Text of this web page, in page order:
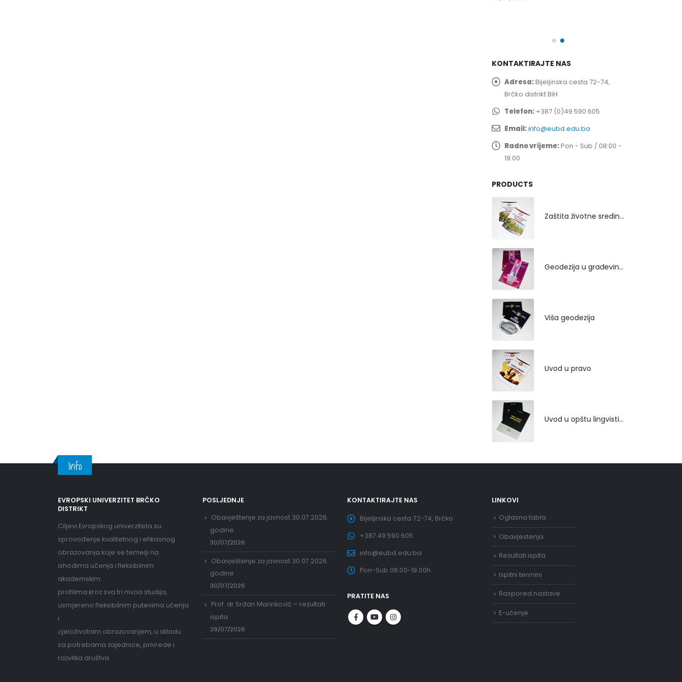
KONTAKTIRAJTE NAS
Adresa:Bijeljinska cesta 72-74,
Brčko distrikt BiH
Telefon: +387 (0)49 590 605
Email:info@eubd.edu.ba
Radno vrijeme:Pon - Sub / 08:00 -
19:00
PRODUCTS
Zaštita životne sredine rekultivacijom odlagališta
Geodezija u građevinarstvu
Viša geodezija
Uvod u pravo
Uvod u opštu lingvistiku
Info
EVROPSKI UNIVERZITET BRČKO
DISTRIKT
Ciljevi Evropskog univerziteta su:
sprovođenje kvalitetnog i efikasnog
obrazovanja koje se temelji na
ishodima učenja i fleksibilnim
akademskim
profilima kroz sva tri nivoa studija,
usmjereno fleksibilnim putevima učenja
i
cjeloživotnim obrazovanjem, u skladu
sa potrebama zajednice, privrede i
razvitka društva.
POSLJEDNJE
Obavještenje za javnost 30.07.2026.
godine
30/07/2026
Obavještenje za javnost 30.07.2026.
godine
30/07/2026
Prof. dr Srđan Marinković – rezultati
ispita
29/07/2026
KONTAKTIRAJTE NAS
Bijeljinska cesta 72-74, Brčko
+387 49 590 605
info@eubd.edu.ba
Pon-Sub 08.00-19.00h
PRATITE NAS
LINKOVI
Oglasna tabla
Obavjestenja
Rezultati ispita
Ispitni termini
Raspored nastave
E-učenje